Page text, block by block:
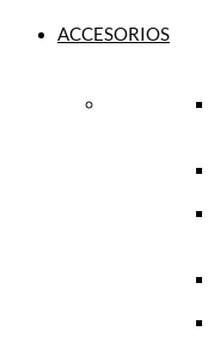
ACCESORIOS